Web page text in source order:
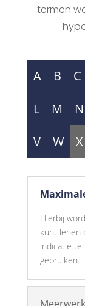
termen
A B C
L
M N
V
W X
Hierbij
kunt lenen
indicatie te
gebruiken.